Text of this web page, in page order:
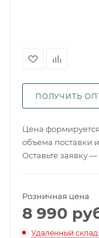
ПОЛУЧИТЬ
Цена
объема поставки
Оставьте заявку
Розничная цена
8 990
Удаленный